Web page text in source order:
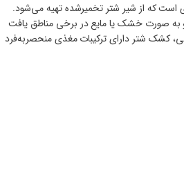
که از شیر شتر تخمیرشده تهیه می‌شود.
صورت خشک یا مایع در برخی مناطق یافت
کشک شتر دارای ترکیبات مغذی منحصر‌به‌فرد